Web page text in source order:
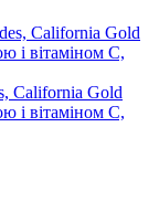
California Gold
і вітаміном С,